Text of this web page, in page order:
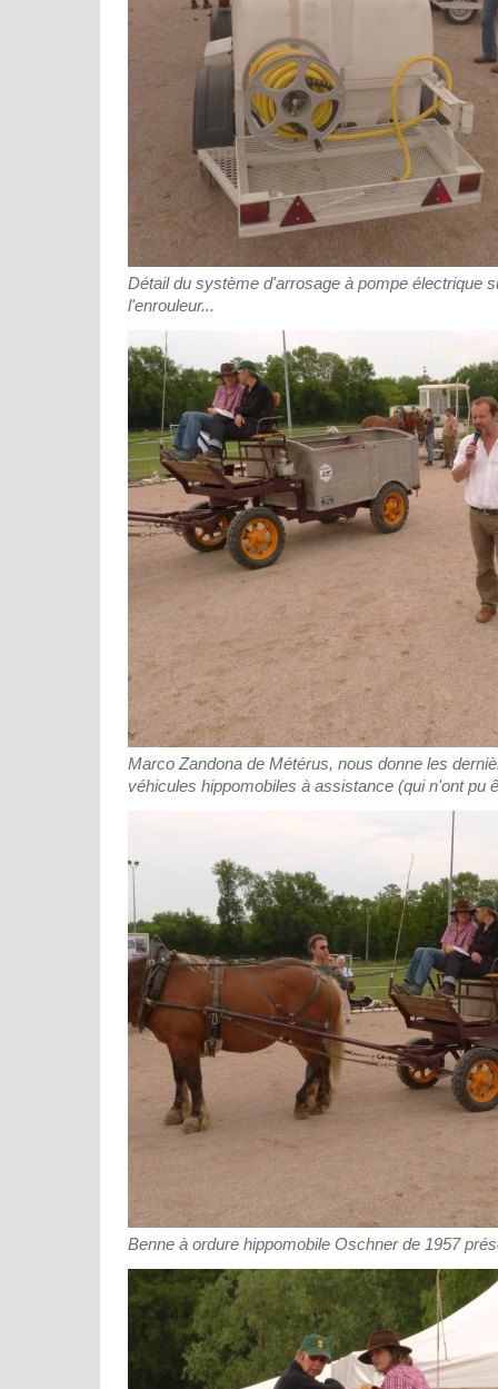
Détail du système d'arrosage à pompe électrique
l'enrouleur...
Marco Zandona de Métérus, nous donne les
véhicules hippomobiles à assistance (qui n'ont pu
Benne à ordure hippomobile Oschner de 1957